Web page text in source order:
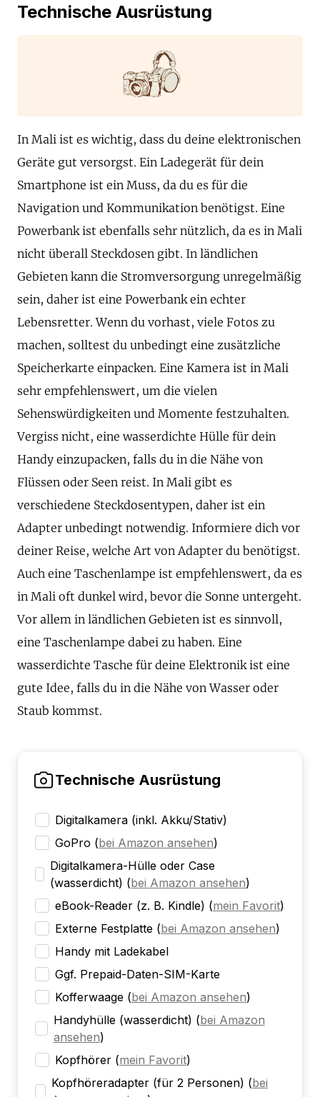
Technische Ausrüstung
In Mali ist es wichtig, dass du deine elektronischen
Geräte gut versorgst. Ein Ladegerät für dein
Smartphone ist ein Muss, da du es für die
Navigation und Kommunikation benötigst. Eine
Powerbank ist ebenfalls sehr nützlich, da es in Mali
nicht überall Steckdosen gibt. In ländlichen
Gebieten kann die Stromversorgung unregelmäßig
sein, daher ist eine Powerbank ein echter
Lebensretter. Wenn du vorhast, viele Fotos zu
machen, solltest du unbedingt eine zusätzliche
Speicherkarte einpacken. Eine Kamera ist in Mali
sehr empfehlenswert, um die vielen
Sehenswürdigkeiten und Momente festzuhalten.
Vergiss nicht, eine wasserdichte Hülle für dein
Handy einzupacken, falls du in die Nähe von
Flüssen oder Seen reist. In Mali gibt es
verschiedene Steckdosentypen, daher ist ein
Adapter unbedingt notwendig. Informiere dich vor
deiner Reise, welche Art von Adapter du benötigst.
Auch eine Taschenlampe ist empfehlenswert, da es
in Mali oft dunkel wird, bevor die Sonne untergeht.
Vor allem in ländlichen Gebieten ist es sinnvoll,
eine Taschenlampe dabei zu haben. Eine
wasserdichte Tasche für deine Elektronik ist eine
gute Idee, falls du in die Nähe von Wasser oder
Staub kommst.
Technische Ausrüstung
Digitalkamera (inkl. Akku/Stativ)
GoPro (bei Amazon ansehen)
Digitalkamera-Hülle oder Case
(wasserdicht) (bei Amazon ansehen)
eBook-Reader (z. B. Kindle) (mein Favorit)
Externe Festplatte (bei Amazon ansehen)
Handy mit Ladekabel
Ggf. Prepaid-Daten-SIM-Karte
Kofferwaage (bei Amazon ansehen)
Handyhülle (wasserdicht) (bei Amazon
ansehen)
Kopfhörer (mein Favorit)
Kopfhöreradapter (für 2 Personen) (bei